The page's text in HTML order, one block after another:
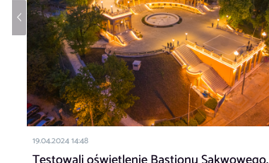
19.04.2024 14:48